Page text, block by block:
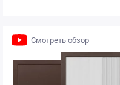
Смотреть обзор